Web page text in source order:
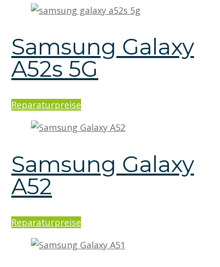
Samsung Galaxy
A52s 5G
Reparaturpreise
Samsung Galaxy
A52
Reparaturpreise